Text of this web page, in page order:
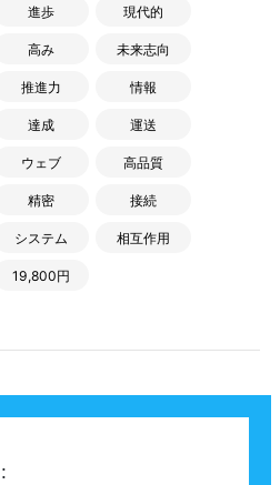
進歩 現代的
高み 未来志向
推進力 情報
達成 運送
ウェブ 高品質
精密 接続
システム 相互作用
19,800円
: